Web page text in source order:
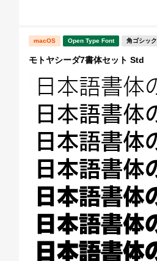
macOS Open Type Font 角ゴシック
モトヤシーダ7書体セット Std